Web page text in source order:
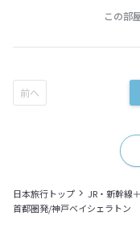
この部
日本旅行トップ
JR・新幹線
首都圏発/神戸ベイシェラトン